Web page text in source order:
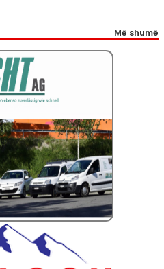
Më shumë